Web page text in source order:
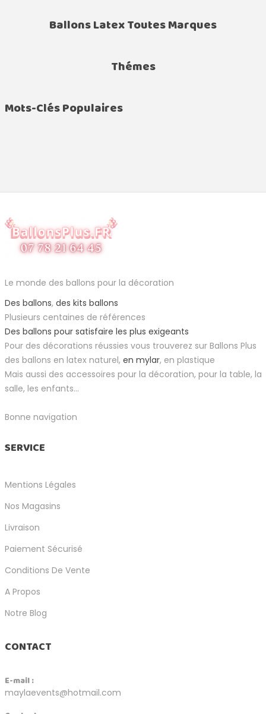
Ballons Latex Toutes Marques
Thémes
Mots-Clés Populaires
Le monde des ballons pour la décoration
Des ballons, des kits ballons
Plusieurs centaines de références
Des ballons pour satisfaire les plus exigeants
Pour des décorations réussies vous trouverez sur Ballons Plus
des ballons en latex naturel, en mylar, en plastique
Mais aussi des accessoires pour la décoration, pour la table, la
salle, les enfants...
Bonne navigation
SERVICE
Mentions Légales
Nos Magasins
Livraison
Paiement Sécurisé
Conditions De Vente
A Propos
Notre Blog
CONTACT
E-mail :
maylaevents@hotmail.com